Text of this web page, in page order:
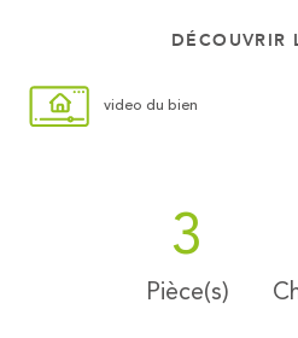
DÉCOUVRIR
video du bien
3
Pièce(s)